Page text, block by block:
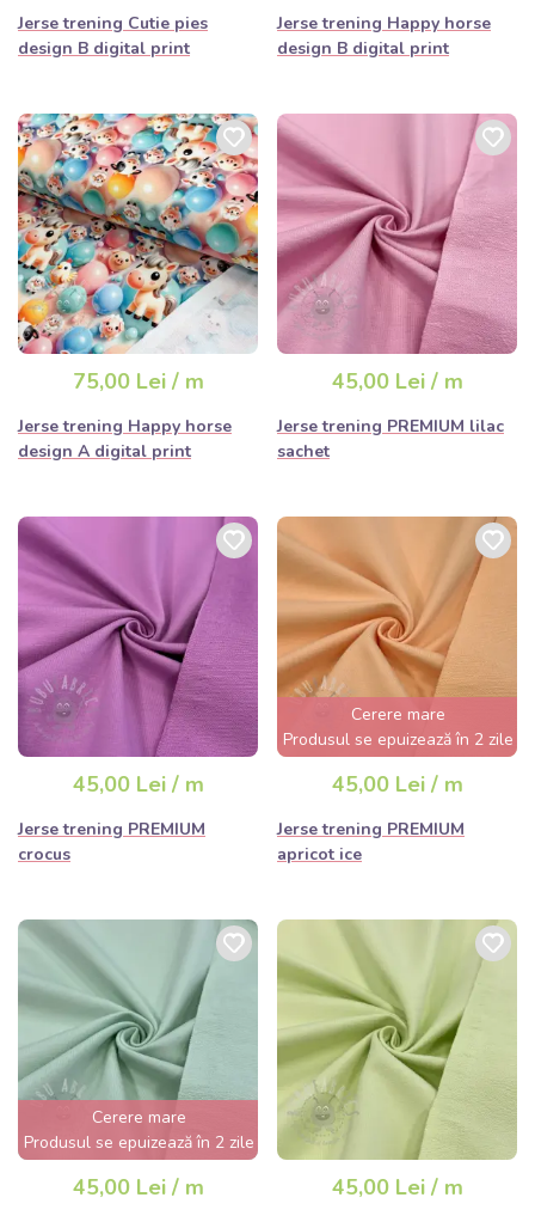
Jerse trening Cutie pies
design B digital print
Jerse trening Happy horse
design B digital print
75,00 Lei / m
Jerse trening Happy horse
design A digital print
45,00 Lei / m
Jerse trening PREMIUM lilac
sachet
45,00 Lei / m
Jerse trening PREMIUM
crocus
Cerere mare
Produsul se epuizează în 2 zile
45,00 Lei / m
Jerse trening PREMIUM
apricot ice
Cerere mare
Produsul se epuizează în 2 zile
45,00 Lei / m 45,00 Lei / m